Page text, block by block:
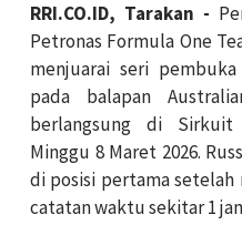
RRI.CO.ID, Tarakan -
Petronas Formula One
menjuarai seri
pada balapan
berlangsung di
Minggu 8 Maret 2026.
di posisi pertama setelah
catatan waktu sekitar 1